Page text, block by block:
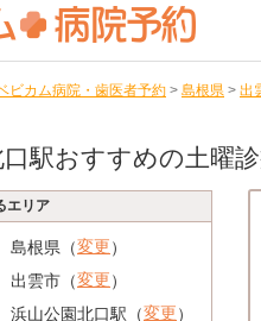
ビカム病院・歯医者予約 > 島根県 > 出
駅おすすめの土曜
エリア
島根県（変更）
出雲市（変更）
浜山公園北口駅（変更）